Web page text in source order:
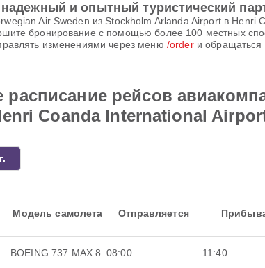
и опытный туристический
Air Sweden из Stockholm Arlanda Airport в
бронирование с помощью более 100 местных
изменениями через меню /orderи обращаться
расписание рейсов
Coanda International
Модель самолета Отправляется
BOEING 737 MAX 8 08:00 11:40